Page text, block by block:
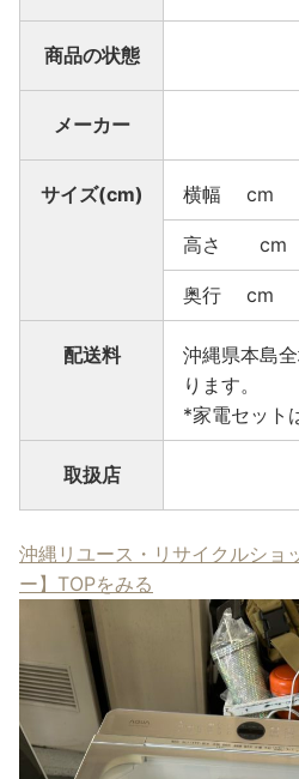
商品の状態
メーカー
サイズ(cm) 横幅 cm
高さ cm
奥行 cm
配送料
沖縄県本島
ります。
*家電セット
取扱店
沖縄リユース・リサイクルショ
ー】TOPをみる